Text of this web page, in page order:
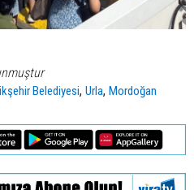
Belediyesi,Urla,Mordoğan